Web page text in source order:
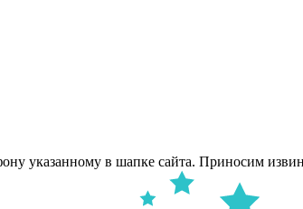
указанному в шапке сайта. Приносим